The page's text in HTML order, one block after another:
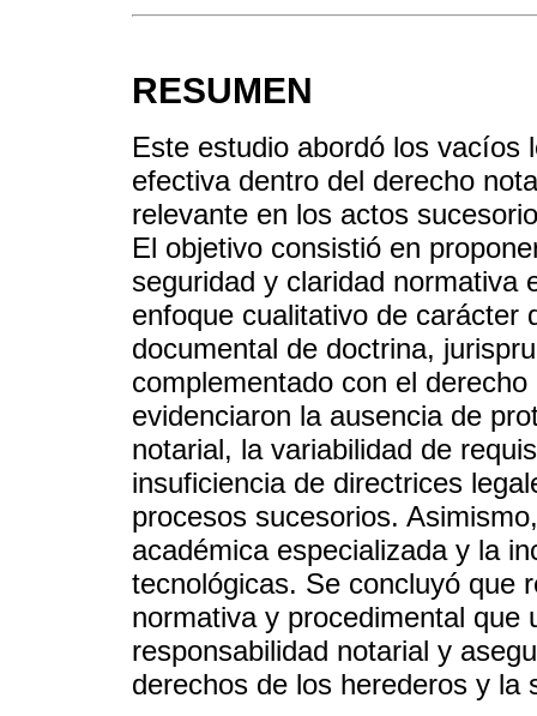
RESUMEN
Este estudio abordó los vacíos
efectiva dentro del derecho
relevante en los actos
El objetivo consistió en
seguridad y claridad normativa
enfoque cualitativo de carácter
documental de doctrina,
complementado con el
evidenciaron la ausencia de
notarial, la variabilidad de
insuficiencia de directrices
procesos sucesorios.
académica especializada y la
tecnológicas. Se concluyó que
normativa y procedimental que
responsabilidad notarial y
derechos de los herederos y